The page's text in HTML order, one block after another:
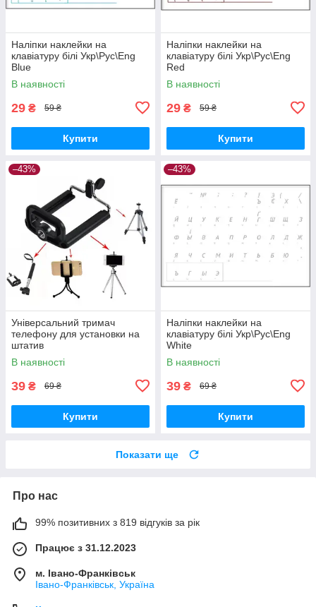
Наліпки наклейки на
клавіатуру білі Укр\Рус\Eng
Blue
В наявності
29 ₴ 59 ₴
Купити
Наліпки наклейки на
клавіатуру білі Укр\Рус\Eng
Red
В наявності
29 ₴ 59 ₴
Купити
–43%
Універсальний тримач
телефону для установки на
штатив
В наявності
39 ₴ 69 ₴
Купити
–43%
Наліпки наклейки на
клавіатуру білі Укр\Рус\Eng
White
В наявності
39 ₴ 69 ₴
Купити
Показати ще
Про нас
99% позитивних з 819 відгуків за рік
Працює з 31.12.2023
м. Івано-Франківськ
Івано-Франківськ, Україна